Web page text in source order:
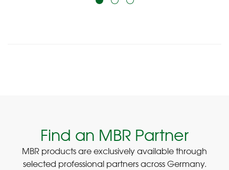
Find an MBR Partner
MBR products are exclusively available through
selected professional partners across Germany.